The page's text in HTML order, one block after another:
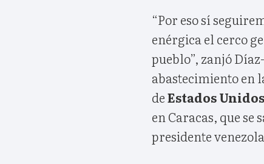
“Por eso sí
enérgica el cerco
pueblo”, zanjó
abastecimiento en
deEstados
en Caracas, que se
presidente